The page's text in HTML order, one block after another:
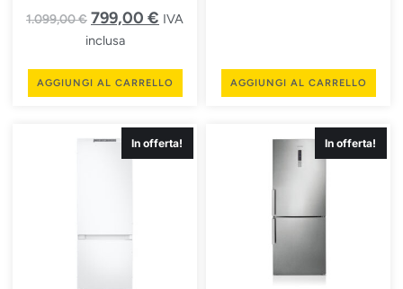
1.099,00€ 799,00 € IVA
inclusa
AGGIUNGI AL CARRELLO AGGIUNGI AL CARRELLO
In offerta! In offerta!